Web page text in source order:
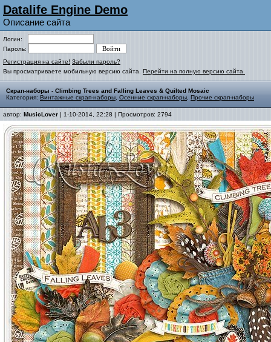
Datalife Engine Demo
Описание сайта
Логин:
Пароль:
Регистрация на сайте! Забыли пароль?
Вы просматриваете мобильную версию сайта. Перейти на полную версию сайта.
Скрап-наборы - Climbing Trees and Falling Leaves & Quilted Mosaic
Категория: Винтажные скрап-наборы Осенние скрап-наборы Прочие скрап-наборы
автор: MusicLover | 1-10-2014, 22:28 | Просмотров: 2794